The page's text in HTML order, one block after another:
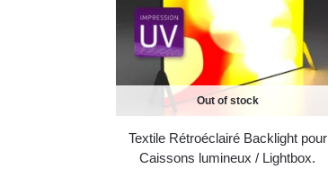
Out of stock
Textile Rétroéclairé Backlight pour
Caissons lumineux / Lightbox.